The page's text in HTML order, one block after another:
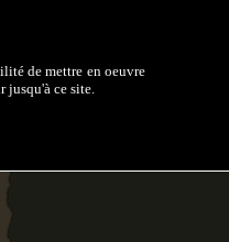
de mettre en oeuvre
ce site.